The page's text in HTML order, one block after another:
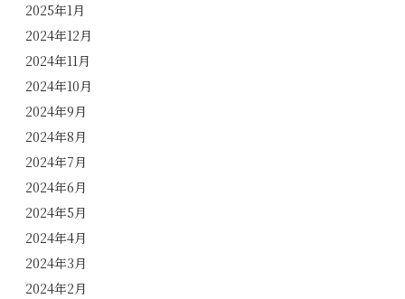
2025年1月
2024年12月
2024年11月
2024年10月
2024年9月
2024年8月
2024年7月
2024年6月
2024年5月
2024年4月
2024年3月
2024年2月